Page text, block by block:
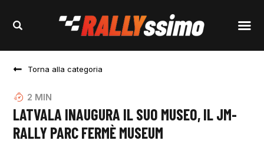
Torna alla categoria
2 MIN
LATVALA INAUGURA IL SUO MUSEO, IL JM-
RALLY PARC FERMÈ MUSEUM